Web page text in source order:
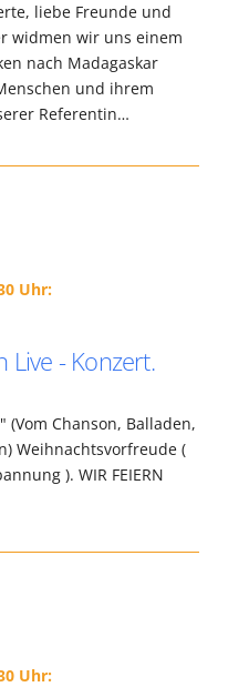
liebe Freunde und
widmen wir uns einem
nach Madagaskar
und ihrem
Referentin…
Uhr:
Live - Konzert.
Chanson, Balladen,
Weihnachtsvorfreude (
). WIR FEIERN
Uhr: